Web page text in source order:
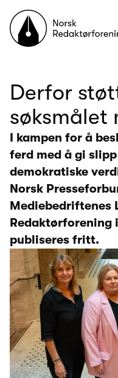
Til forsiden
Derfor
søksmålet
I kampen for å
ferd med å gi
demokratiske
Norsk
Mediebedriftenes
Redaktørforening
publiseres fritt.